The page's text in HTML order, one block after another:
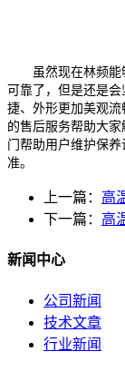
虽然现在林频能
可靠了，但是还是
捷、外形更加美观
的售后服务帮助大
门帮助用户维护保
准。
上一篇： 高
下一篇： 高
新闻中心
公司新闻
技术文章
行业新闻